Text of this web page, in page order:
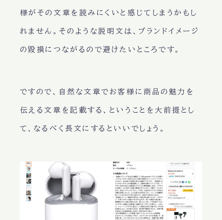
様がその文章を読みにくいと感じてしまうかもし
れません。そのような説明文は、ブランドイメージ
の毀損につながるので避けたいところです。
ですので、自然な文章でお客様に商品の魅力を
伝える文章を記載する、ということを大前提とし
て、なるべく長文にするといいでしょう。